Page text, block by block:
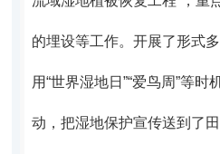
的埋设等工作。 开展了形式
用“世界湿地日”“爱鸟周”等
动，把湿地保护宣传送到了